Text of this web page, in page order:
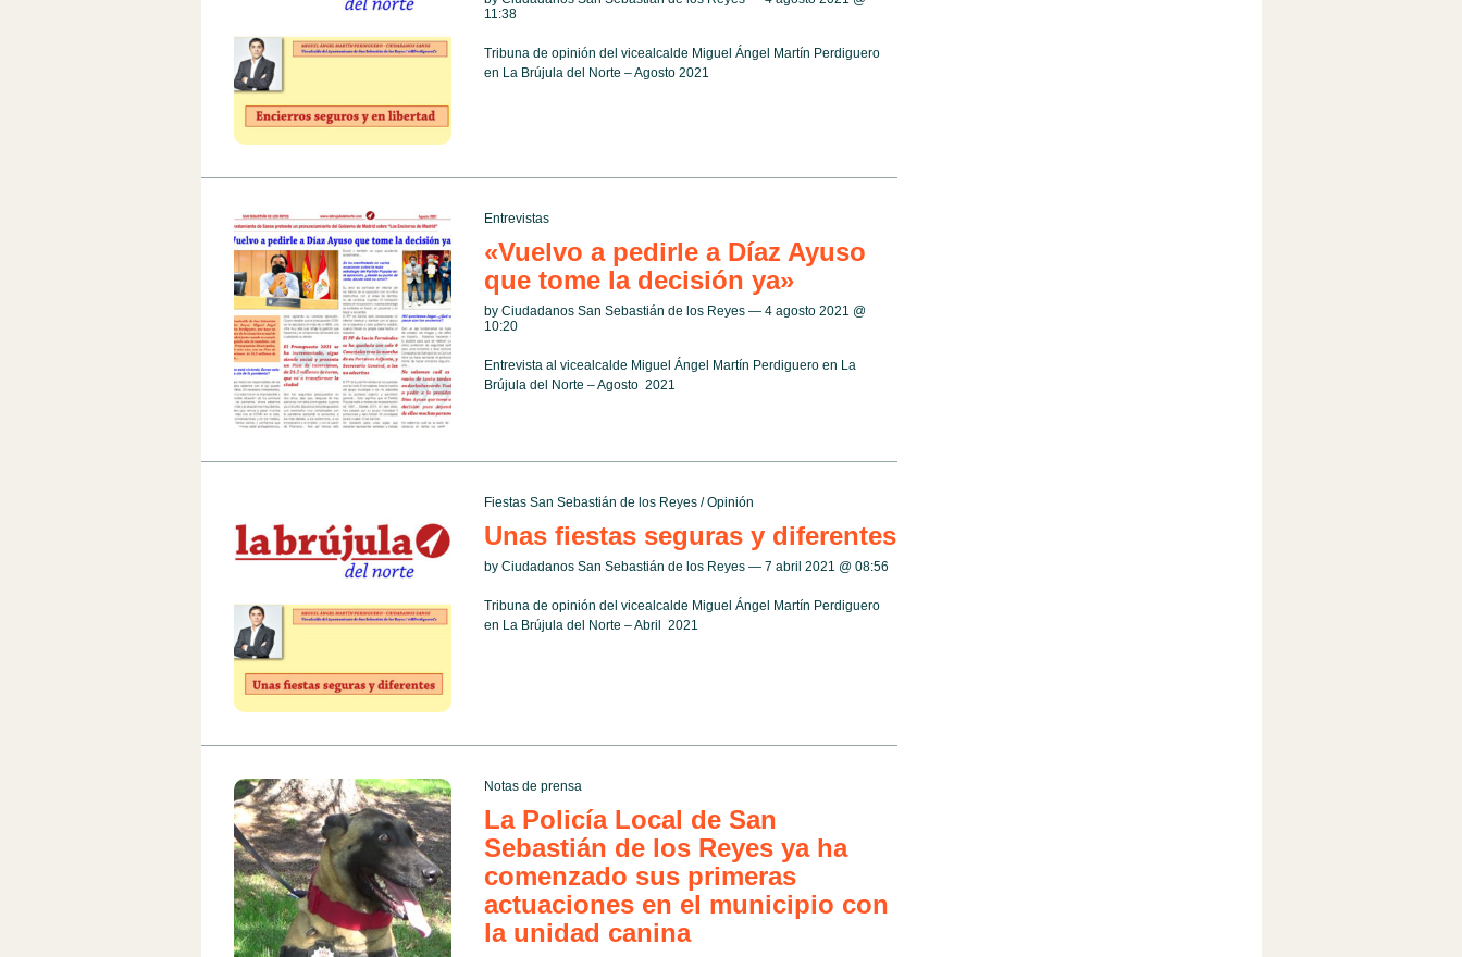
11:38
Tribuna de opinión del vicealcalde Miguel Ángel Martín Perdiguero
en La Brújula del Norte – Agosto 2021
Entrevistas
«Vuelvo a pedirle a Díaz Ayuso
que tome la decisión ya»
by Ciudadanos San Sebastián de los Reyes — 4 agosto 2021 @
10:20
Entrevista al vicealcalde Miguel Ángel Martín Perdiguero en La
Brújula del Norte – Agosto 2021
Fiestas San Sebastián de los Reyes/Opinión
Unas fiestas seguras y diferentes
by Ciudadanos San Sebastián de los Reyes — 7 abril 2021 @ 08:56
Tribuna de opinión del vicealcalde Miguel Ángel Martín Perdiguero
en La Brújula del Norte – Abril 2021
Notas de prensa
La Policía Local de San
Sebastián de los Reyes ya ha
comenzado sus primeras
actuaciones en el municipio con
la unidad canina